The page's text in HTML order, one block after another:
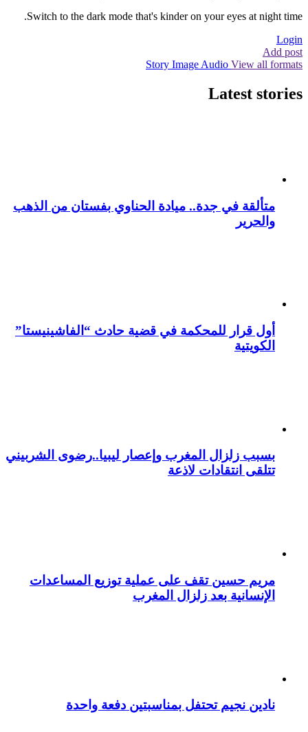
Switch to the dark mode that's kinder on your eyes at night time.
Login
Add post
Story Image Audio View all formats
Latest stories
متألقة في جدة.. ميادة الحناوي بفستان من الذهب
والحرير
أول قرار للمحكمة في قضية حادث “الفاشينيستا”
الكويتية
بسبب زلزال المغرب وإعصار ليبيا..رضوى الشربيني
تتلقى انتقادات لاذعة
مريم حسين تقف على عملية توزيع المساعدات
الإنسانية بعد زلزال المغرب
نادين نجيم تحتفل بمناسبتين دفعة واحدة